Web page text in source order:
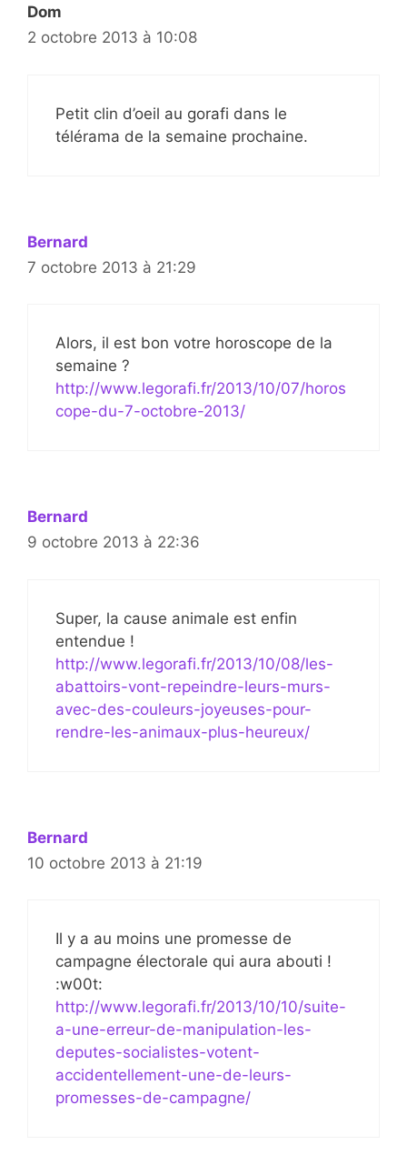
Dom
2 octobre 2013 à 10:08
Petit clin d’oeil au gorafi dans le
télérama de la semaine prochaine.
Bernard
7 octobre 2013 à 21:29
Alors, il est bon votre horoscope de la
semaine ?
http://www.legorafi.fr/2013/10/07/horos
cope-du-7-octobre-2013/
Bernard
9 octobre 2013 à 22:36
Super, la cause animale est enfin
entendue !
http://www.legorafi.fr/2013/10/08/les-
abattoirs-vont-repeindre-leurs-murs-
avec-des-couleurs-joyeuses-pour-
rendre-les-animaux-plus-heureux/
Bernard
10 octobre 2013 à 21:19
Il y a au moins une promesse de
campagne électorale qui aura abouti !
:w00t:
http://www.legorafi.fr/2013/10/10/suite-
a-une-erreur-de-manipulation-les-
deputes-socialistes-votent-
accidentellement-une-de-leurs-
promesses-de-campagne/